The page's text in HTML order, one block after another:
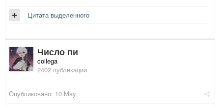
Цитата выделенного
Число пи
collega
2402 публикации
Опубликовано: 10 May